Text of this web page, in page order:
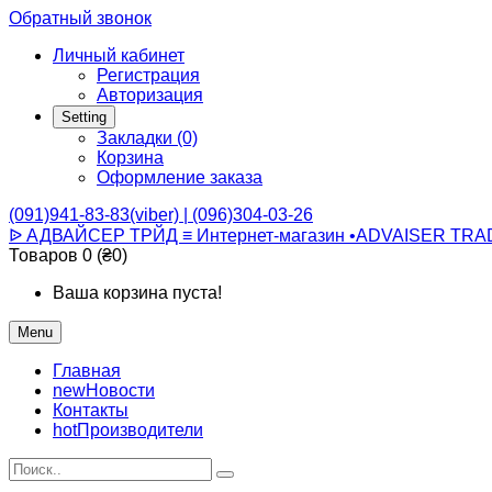
Обратный звонок
Личный кабинет
Регистрация
Авторизация
Setting
Закладки (0)
Корзина
Оформление заказа
(091)941-83-83(viber) | (096)304-03-26
ᐉ АДВАЙСЕР ТРЙД ≡ Интернет-магазин •ADVAISER
Товаров 0 (₴0)
Ваша корзина пуста!
Menu
Главная
newНовости
Контакты
hotПроизводители